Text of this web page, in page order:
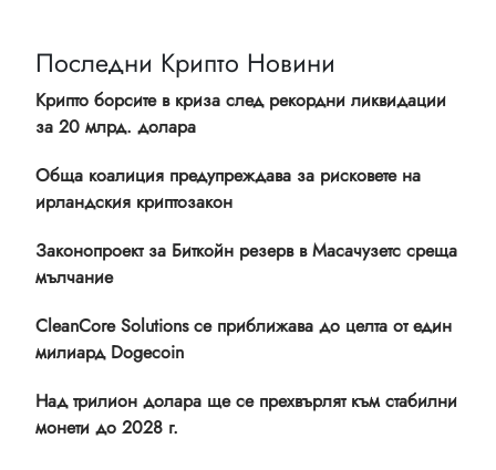
Последни Крипто Новини
Крипто борсите в криза след рекордни ликвидации
за 20 млрд. долара
Обща коалиция предупреждава за рисковете на
ирландския криптозакон
Законопроект за Биткойн резерв в Масачузетс среща
мълчание
CleanCore Solutions се приближава до целта от един
милиард Dogecoin
Над трилион долара ще се прехвърлят към стабилни
монети до 2028 г.